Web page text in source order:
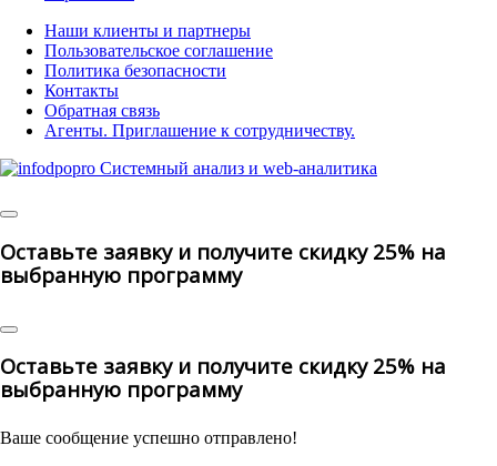
Наши клиенты и партнеры
Пользовательское соглашение
Политика безопасности
Контакты
Обратная связь
Агенты. Приглашение к сотрудничеству.
Оставьте заявку и получите скидку 25% на
выбранную программу
Оставьте заявку и получите скидку 25% на
выбранную программу
Ваше сообщение успешно отправлено!